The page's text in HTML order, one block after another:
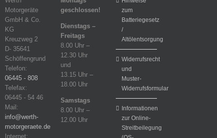
Motorgeräte
GmbH & Co.
KG
Kreuzweg 2
D- 35641
Schöffengrund
Telefon:
06445 - 808
Telefax:
06445 - 54 46
Mail:
info@werth-
motorgeraete.de
Internet:
geschlossen!
Dienstags –
Freitags
8.00 Uhr –
12.30 Uhr
und
13.15 Uhr –
18.00 Uhr
Samstags
8.00 Uhr –
12.00 Uhr
zum
Batteriegesetz
/
Altölentsorgung
Widerrufsrecht
und
Muster-
Widerrufsformular
Informationen
zur Online-
Streitbeilegung